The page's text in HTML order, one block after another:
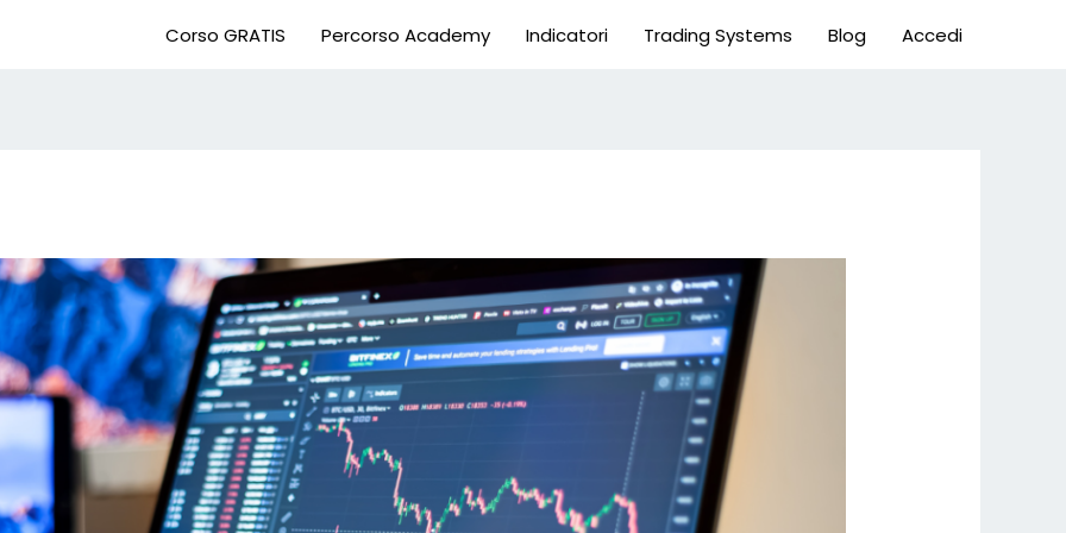
Corso GRATIS Percorso Academy Indicatori Trading Systems Blog Accedi